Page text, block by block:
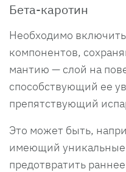
Бета-каротин
Необходимо
компонентов,
мантию — слой на
способствующий ее
препятствующий
Это может быть,
имеющий уникальные
предотвратить